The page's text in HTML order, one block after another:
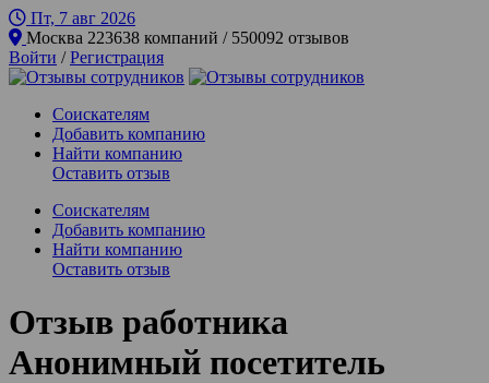
Пт, 7 авг 2026
Москва
223638 компаний / 550092 отзывов
Войти /Регистрация
Соискателям
Добавить компанию
Найти компанию
Оставить отзыв
Соискателям
Добавить компанию
Найти компанию
Оставить отзыв
Отзыв работника
Анонимный посетитель